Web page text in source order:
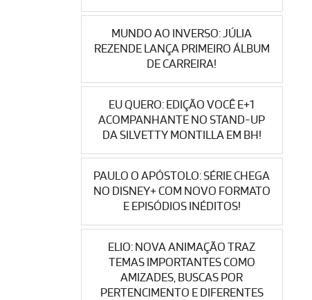
MUNDO AO INVERSO: JÚLIA
REZENDE LANÇA PRIMEIRO ÁLBUM
DE CARREIRA!
EU QUERO: EDIÇÃO VOCÊ E+1
ACOMPANHANTE NO STAND-UP
DA SILVETTY MONTILLA EM BH!
PAULO O APÓSTOLO: SÉRIE CHEGA
NO DISNEY+ COM NOVO FORMATO
E EPISÓDIOS INÉDITOS!
ELIO: NOVA ANIMAÇÃO TRAZ
TEMAS IMPORTANTES COMO
AMIZADES, BUSCAS POR
PERTENCIMENTO E DIFERENTES